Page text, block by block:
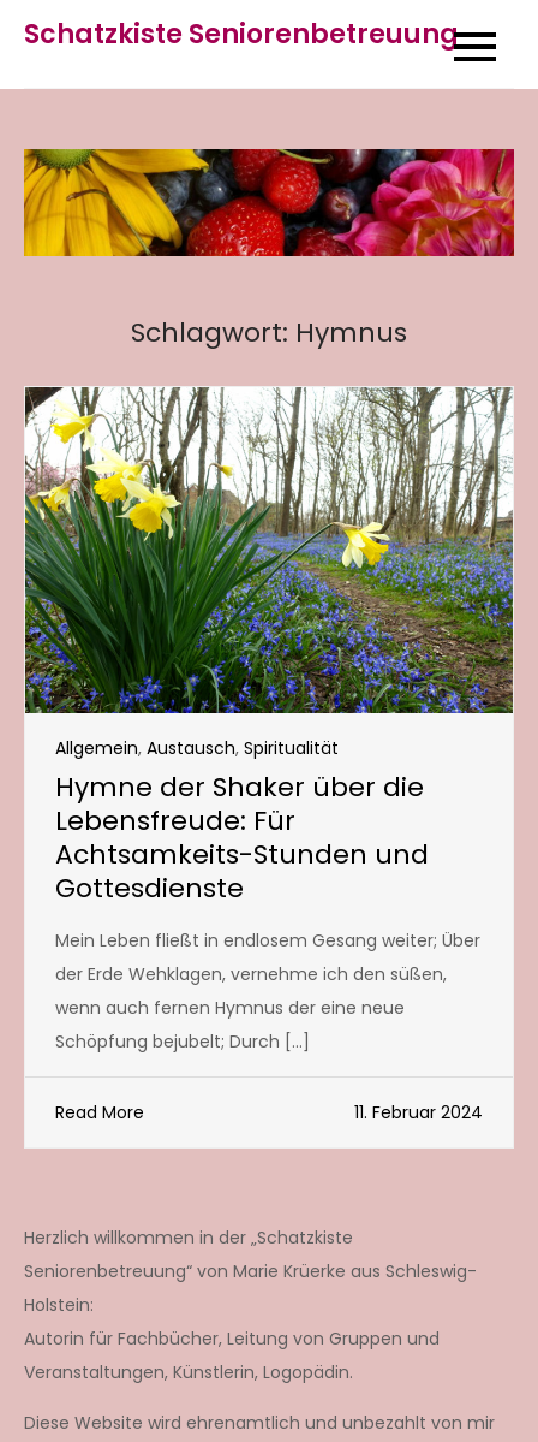
content
Schatzkiste Seniorenbetreuung
Schlagwort: Hymnus
Allgemein, Austausch, Spiritualität
Hymne der Shaker über die
Lebensfreude: Für
Achtsamkeits-Stunden und
Gottesdienste
Mein Leben fließt in endlosem Gesang weiter; Über
der Erde Wehklagen, vernehme ich den süßen,
wenn auch fernen Hymnus der eine neue
Schöpfung bejubelt; Durch […]
Read More 11. Februar 2024
Herzlich willkommen in der „Schatzkiste
Seniorenbetreuung“ von Marie Krüerke aus Schleswig-
Holstein:
Autorin für Fachbücher, Leitung von Gruppen und
Veranstaltungen, Künstlerin, Logopädin.
Diese Website wird ehrenamtlich und unbezahlt von mir